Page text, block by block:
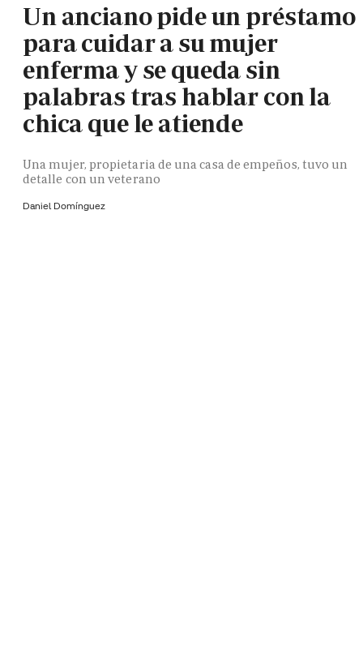
Un anciano pide un préstamo
para cuidar a su mujer
enferma y se queda sin
palabras tras hablar con la
chica que le atiende
Una mujer, propietaria de una casa de empeños, tuvo un
detalle con un veterano
Daniel Domínguez